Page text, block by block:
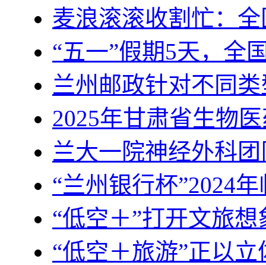
麦浪滚滚收割忙：
“五一”假期5天，全
兰州邮政针对不同
2025年甘肃省生物
兰大一院神经外科
“兰州银行杯”2024
“低空＋”打开文旅
“低空＋旅游”正以